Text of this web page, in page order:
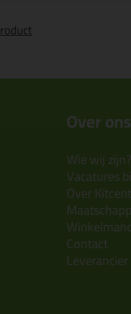
Over ons
Wie wij zijn?
Vacatures
Over
Contact